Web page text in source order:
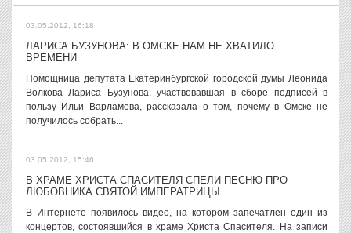
03.05.2012, 16:18
ЛАРИСА БУЗУНОВА: В ОМСКЕ НАМ НЕ ХВАТИЛО
ВРЕМЕНИ
Помощница депутата Екатеринбургской городской думы Леонида
Волкова Лариса Бузунова, участвовавшая в сборе подписей в
пользу Ильи Варламова, рассказала о том, почему в Омске не
получилось собрать...
03.05.2012, 15:46
В ХРАМЕ ХРИСТА СПАСИТЕЛЯ СПЕЛИ ПЕСНЮ ПРО
ЛЮБОВНИКА СВЯТОЙ ИМПЕРАТРИЦЫ
В Интернете появилось видео, на котором запечатлен один из
концертов, состоявшийся в храме Христа Спасителя. На записи